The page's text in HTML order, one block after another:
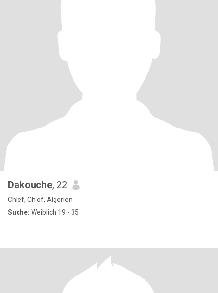
Dakouche, 22
Chlef, Chlef, Algerien
Suche: Weiblich 19 - 35